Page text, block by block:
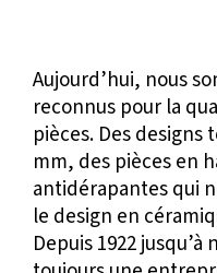
Aujourd’hui, nous
reconnus pour la
pièces. Des designs
mm, des pièces en
antidérapantes qui
le design en
Depuis 1922